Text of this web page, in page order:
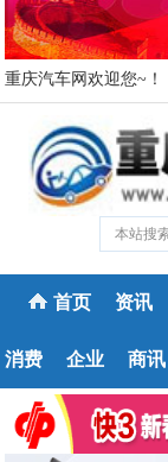
重庆汽车网欢迎您~！
首页 资讯
消费 企业 商讯